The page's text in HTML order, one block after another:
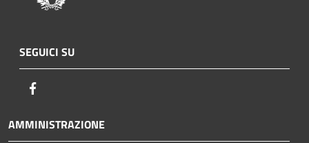
SEGUICI SU
AMMINISTRAZIONE